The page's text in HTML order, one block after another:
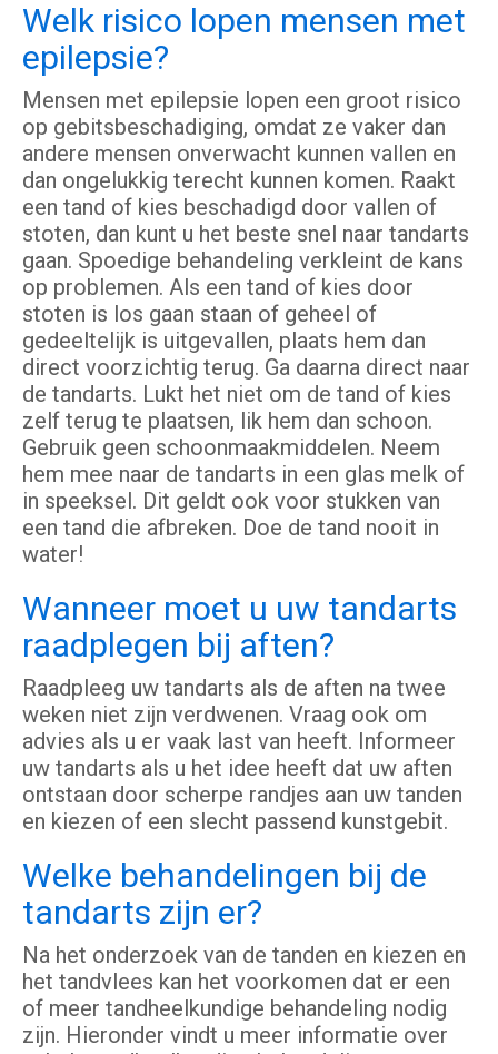
Welk risico lopen mensen met
epilepsie?
Mensen met epilepsie lopen een groot risico
op gebitsbeschadiging, omdat ze vaker dan
andere mensen onverwacht kunnen vallen en
dan ongelukkig terecht kunnen komen. Raakt
een tand of kies beschadigd door vallen of
stoten, dan kunt u het beste snel naar tandarts
gaan. Spoedige behandeling verkleint de kans
op problemen. Als een tand of kies door
stoten is los gaan staan of geheel of
gedeeltelijk is uitgevallen, plaats hem dan
direct voorzichtig terug. Ga daarna direct naar
de tandarts. Lukt het niet om de tand of kies
zelf terug te plaatsen, lik hem dan schoon.
Gebruik geen schoonmaakmiddelen. Neem
hem mee naar de tandarts in een glas melk of
in speeksel. Dit geldt ook voor stukken van
een tand die afbreken. Doe de tand nooit in
water!
Wanneer moet u uw tandarts
raadplegen bij aften?
Raadpleeg uw tandarts als de aften na twee
weken niet zijn verdwenen. Vraag ook om
advies als u er vaak last van heeft. Informeer
uw tandarts als u het idee heeft dat uw aften
ontstaan door scherpe randjes aan uw tanden
en kiezen of een slecht passend kunstgebit.
Welke behandelingen bij de
tandarts zijn er?
Na het onderzoek van de tanden en kiezen en
het tandvlees kan het voorkomen dat er een
of meer tandheelkundige behandeling nodig
zijn. Hieronder vindt u meer informatie over